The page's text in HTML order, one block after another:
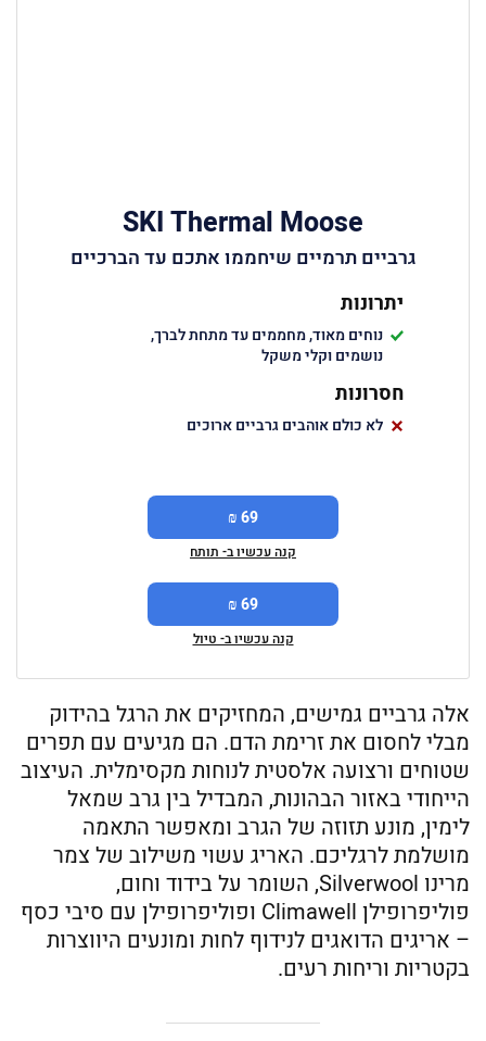
SKI Thermal Moose
גרביים תרמיים שיחממו אתכם עד הברכיים
יתרונות
נוחים מאוד, מחממים עד מתחת לברך,
נושמים וקלי משקל
חסרונות
לא כולם אוהבים גרביים ארוכים
69 ₪
קנה עכשיו ב- תותח
69 ₪
קנה עכשיו ב- טיול
אלה גרביים גמישים, המחזיקים את הרגל בהידוק
מבלי לחסום את זרימת הדם. הם מגיעים עם תפרים
שטוחים ורצועה אלסטית לנוחות מקסימלית. העיצוב
הייחודי באזור הבהונות, המבדיל בין גרב שמאל
לימין, מונע תזוזה של הגרב ומאפשר התאמה
מושלמת לרגליכם. האריג עשוי משילוב של צמר
מרינו Silverwool, השומר על בידוד וחום,
פוליפרופילן Climawell ופוליפרופילן עם סיבי כסף
– אריגים הדואגים לנידוף לחות ומונעים היווצרות
בקטריות וריחות רעים.